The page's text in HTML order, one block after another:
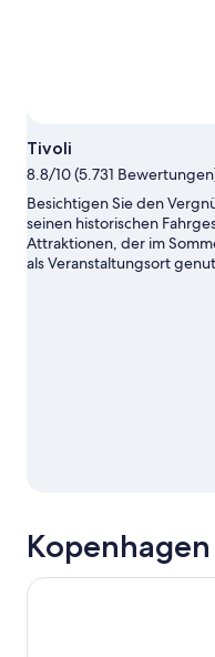
Tivoli
8.8/10 (5.731
Besichtigen Sie den
seinen historischen
Attraktionen, der im
als Veranstaltungsort
Kopenhagen Red